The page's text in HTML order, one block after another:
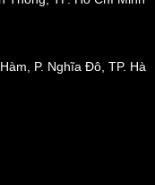
P. Nghĩa Đô, TP. Hà